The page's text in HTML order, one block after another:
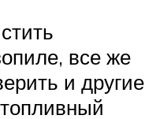
все же
и другие